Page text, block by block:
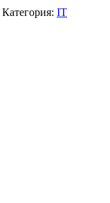
Категория: IT